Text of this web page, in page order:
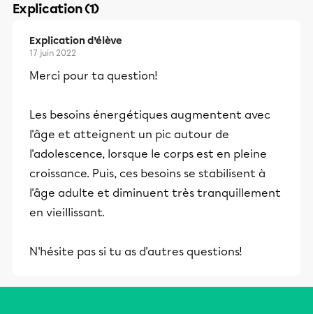
Explication (1)
Explication d’élève
17 juin 2022
Merci pour ta question!
Les besoins énergétiques augmentent avec
l'âge et atteignent un pic autour de
l'adolescence, lorsque le corps est en pleine
croissance. Puis, ces besoins se stabilisent à
l'âge adulte et diminuent très tranquillement
en vieillissant.
N'hésite pas si tu as d'autres questions!